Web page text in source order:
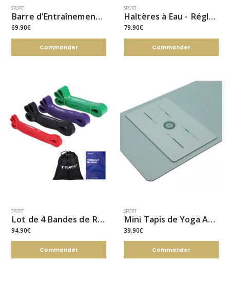
SPORT
Barre d’Entraînement Abdos
69.90€
Commander
SPORT
Haltères à Eau - Réglables
79.90€
Commander
SPORT
Lot de 4 Bandes de Résistance
94.90€
Commander
SPORT
Mini Tapis de Yoga Antidérapant
39.90€
Commander